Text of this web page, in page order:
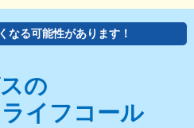
なる可能性があります！
の
イフコール